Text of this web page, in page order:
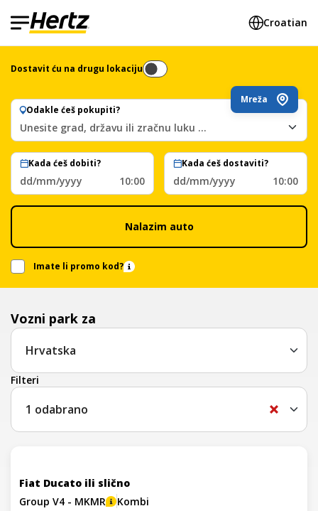
Croatian
Dostavit ću na drugu lokaciju
Οdakle ćeš pokupiti?
Mreža
Unesite grad, državu ili zračnu luku ...
Kada ćeš dobiti?
dd/mm/yyyy 10:00
Kada ćeš dostaviti?
dd/mm/yyyy 10:00
Νalazim auto
Imate li promo kod?
Vozni park za
Filteri
1 odabrano
Fiat Ducato ili slično
Group V4 - MKMR
Kombi